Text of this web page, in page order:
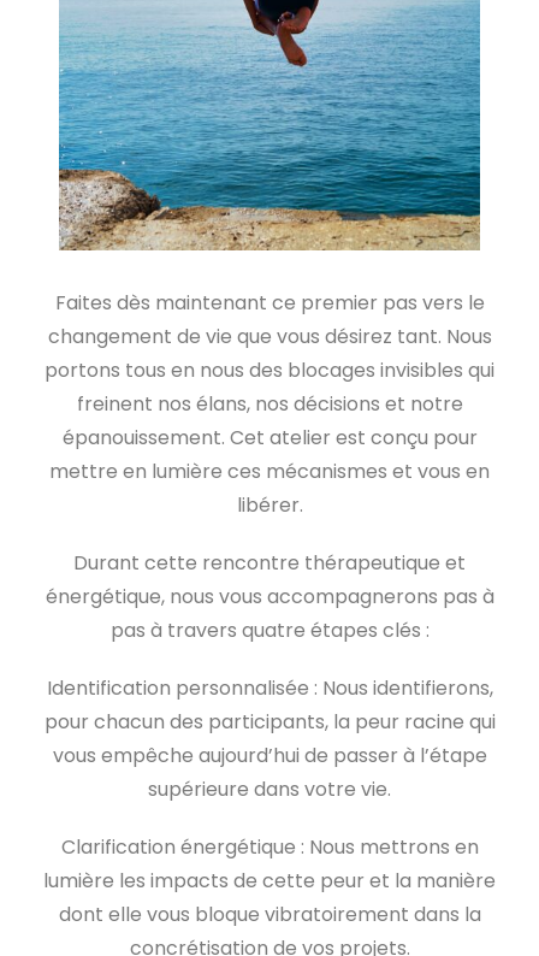
Faites dès maintenant ce premier pas vers le
changement de vie que vous désirez tant. Nous
portons tous en nous des blocages invisibles qui
freinent nos élans, nos décisions et notre
épanouissement. Cet atelier est conçu pour
mettre en lumière ces mécanismes et vous en
libérer.
Durant cette rencontre thérapeutique et
énergétique, nous vous accompagnerons pas à
pas à travers quatre étapes clés :
Identification personnalisée : Nous identifierons,
pour chacun des participants, la peur racine qui
vous empêche aujourd’hui de passer à l’étape
supérieure dans votre vie.
Clarification énergétique : Nous mettrons en
lumière les impacts de cette peur et la manière
dont elle vous bloque vibratoirement dans la
concrétisation de vos projets.